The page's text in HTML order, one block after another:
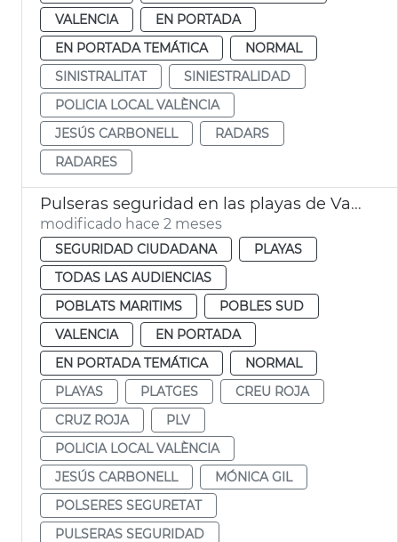
VALENCIA
EN PORTADA
EN PORTADA TEMÁTICA
NORMAL
SINISTRALITAT
SINIESTRALIDAD
POLICIA LOCAL VALÈNCIA
JESÚS CARBONELL
RADARS
RADARES
Pulseras seguridad en las playas de València
modificado hace 2 meses
SEGURIDAD CIUDADANA
PLAYAS
TODAS LAS AUDIENCIAS
POBLATS MARITIMS
POBLES SUD
VALENCIA
EN PORTADA
EN PORTADA TEMÁTICA
NORMAL
PLAYAS
PLATGES
CREU ROJA
CRUZ ROJA
PLV
POLICIA LOCAL VALÈNCIA
JESÚS CARBONELL
MÓNICA GIL
POLSERES SEGURETAT
PULSERAS SEGURIDAD